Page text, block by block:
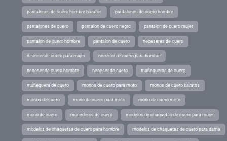
pantalones de cuero hombre baratos pantalones de cuero hombre
pantalones de cuero pantalon de cuero negro pantalon de cuero mujer
pantalon de cuero hombre pantalon de cuero neceseres de cuero
neceser de cuero para mujer neceser de cuero para hombre
neceser de cuero hombre neceser de cuero muñequeras de cuero
muñequera de cuero monos de cuero para moto monos de cuero baratos
monos de cuero mono de cuero para moto mono de cuero moto
mono de cuero monederos de cuero modelos de chaquetas de cuero para mujer
modelos de chaquetas de cuero para hombre modelos de chaquetas de cuero para dama